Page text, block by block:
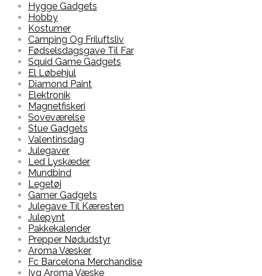
Hygge Gadgets
Hobby
Kostumer
Camping Og Friluftsliv
Fødselsdagsgave Til Far
Squid Game Gadgets
El Løbehjul
Diamond Paint
Elektronik
Magnetfiskeri
Soveværelse
Stue Gadgets
Valentinsdag
Julegaver
Led Lyskæder
Mundbind
Legetøj
Gamer Gadgets
Julegave Til Kæresten
Julepynt
Pakkekalender
Prepper Nødudstyr
Aroma Væsker
Fc Barcelona Merchandise
Ivg Aroma Væske